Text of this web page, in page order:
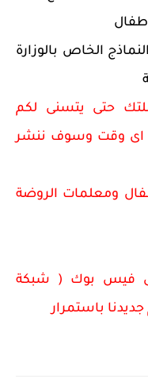
الخاص بالوزارة
حتى يتسنى لكم
اى وقت وسوف ننشر
ومعلمات الروضة
فيس بوك ( شبكة
باستمرار